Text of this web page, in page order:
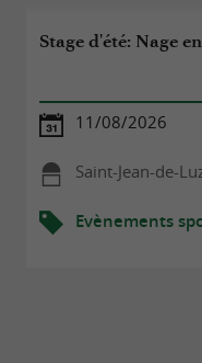
Stage d'été: Nage
11/08/2026
Saint-Jean-de-
Evènements